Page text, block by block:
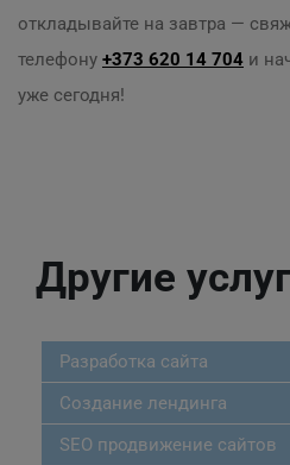
откладывайте на завтра —
телефону +373 620 14 704 и
уже сегодня!
Другие
Разработка сайта
Создание лендинга
SEO продвижение сайтов